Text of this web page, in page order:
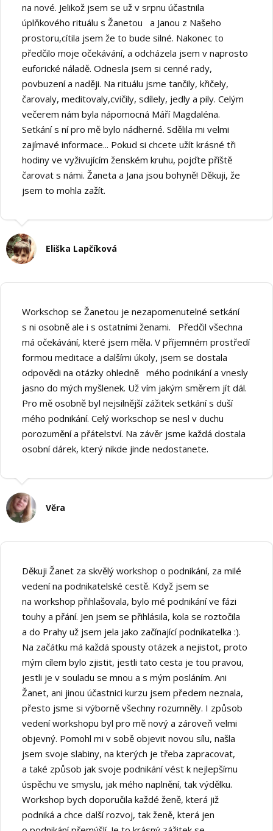
na nové. Jelikož jsem se už v srpnu účastnila
úplňkového rituálu s Žanetou a Janou z Našeho
prostoru,cítila jsem že to bude silné. Nakonec to
předčilo moje očekávání, a odcházela jsem v naprosto
euforické náladě. Odnesla jsem si cenné rady,
povbuzení a naději. Na rituálu jsme tančily, křičely,
čarovaly, meditovaly,cvičily, sdílely, jedly a pily. Celým
večerem nám byla nápomocná Máří Magdaléna.
Setkání s ní pro mě bylo nádherné. Sdělila mi velmi
zajímavé informace... Pokud si chcete užít krásné tři
hodiny ve vyživujícím ženském kruhu, pojďte příště
čarovat s námi. Žaneta a Jana jsou bohyně! Děkuji, že
jsem to mohla zažít.
Eliška Lapčíková
Workschop se Žanetou je nezapomenutelné setkání
s ni osobně ale i s ostatními ženami. Předčil všechna
má očekávání, které jsem měla. V příjemném prostředí
formou meditace a dalšími úkoly, jsem se dostala
odpovědi na otázky ohledně mého podnikání a vnesly
jasno do mých myšlenek. Už vím jakým směrem jít dál.
Pro mě osobně byl nejsilnější zážitek setkání s duší
mého podnikání. Celý workschop se nesl v duchu
porozumění a přátelství. Na závěr jsme každá dostala
osobní dárek, který nikde jinde nedostanete.
Věra
Děkuji Žanet za skvělý workshop o podnikání, za milé
vedení na podnikatelské cestě. Když jsem se
na workshop přihlašovala, bylo mé podnikání ve fázi
touhy a přání. Jen jsem se přihlásila, kola se roztočila
a do Prahy už jsem jela jako začínající podnikatelka :).
Na začátku má každá spousty otázek a nejistot, proto
mým cílem bylo zjistit, jestli tato cesta je tou pravou,
jestli je v souladu se mnou a s mým posláním. Ani
Žanet, ani jinou účastnici kurzu jsem předem neznala,
přesto jsme si výborně všechny rozumněly. I způsob
vedení workshopu byl pro mě nový a zároveň velmi
objevný. Pomohl mi v sobě objevit novou sílu, našla
jsem svoje slabiny, na kterých je třeba zapracovat,
a také způsob jak svoje podnikání vést k nejlepšímu
úspěchu ve smyslu, jak mého naplnění, tak výdělku.
Workshop bych doporučila každé ženě, která již
podniká a chce další rozvoj, tak ženě, která jen